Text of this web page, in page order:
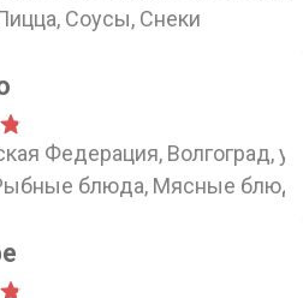
Соусы, Снеки
Федерация, Волгоград,
блюда, Мясные